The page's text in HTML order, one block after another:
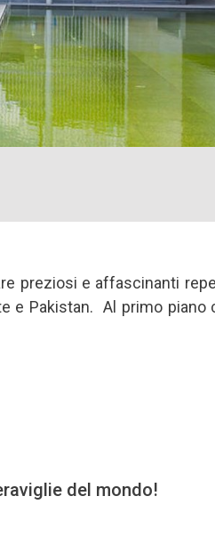
preziosi e affascinanti
e Pakistan. Al primo piano
del mondo!